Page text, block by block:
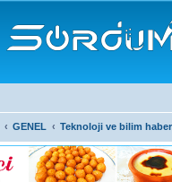
GENEL Teknoloji ve bilim